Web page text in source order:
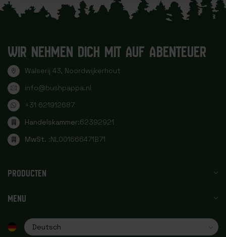
WIR NEHMEN DICH MIT AUF ABENTEUER
Walserij 43, Noordwijkerhout
info@bushpappa.nl
+31 621912687
Handelskammer:62392921
MwSt. :NL001666471B71
PRODUCTEN
MENU